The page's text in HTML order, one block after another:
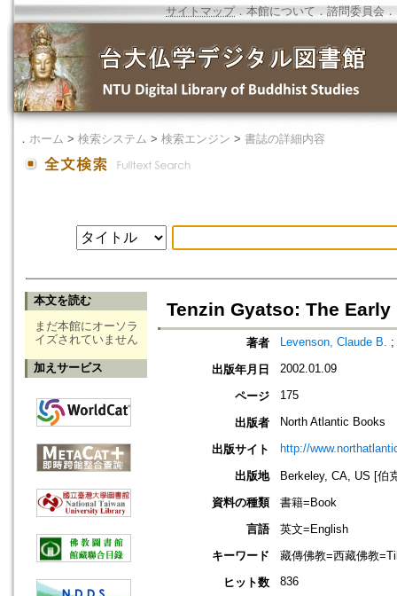
サイトマップ．本館について ． 諮問委員会 ．
． ホーム > 検索システム > 検索エンジン > 書誌の詳細内容
本文を読む
まだ本館にオーソラ
イズされていません
加えサービス
Tenzin Gyatso: The
著者 Levenson, Claude B. ;
出版年月日 2002.01.09
ページ 175
出版者 North Atlantic Books
出版サイト http://
出版地
Berkeley, CA, US [伯
資料の種類
書籍=Book
言語
英文=English
キーワード
藏傳佛教=西藏佛教
ヒット数
836